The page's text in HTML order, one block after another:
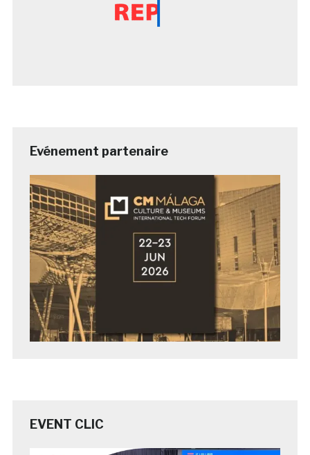
Evénement partenaire
EVENT CLIC